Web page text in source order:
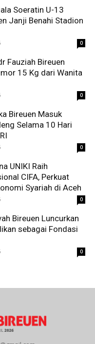
Soeratin U-13
Janji Benahi Stadion
0
Fauziah Bireuen
15 Kg dari Wanita
0
Bireuen Masuk
Selama 10 Hari
0
UNIKI Raih
CIFA, Perkuat
Syariah di Aceh
0
Bireuen Luncurkan
sebagai Fondasi
0